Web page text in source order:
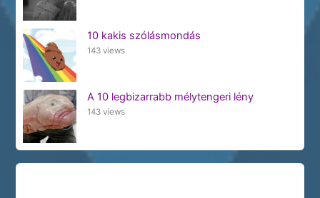
10 kakis szólásmondás
143 views
A 10 legbizarrabb mélytengeri lény
143 views